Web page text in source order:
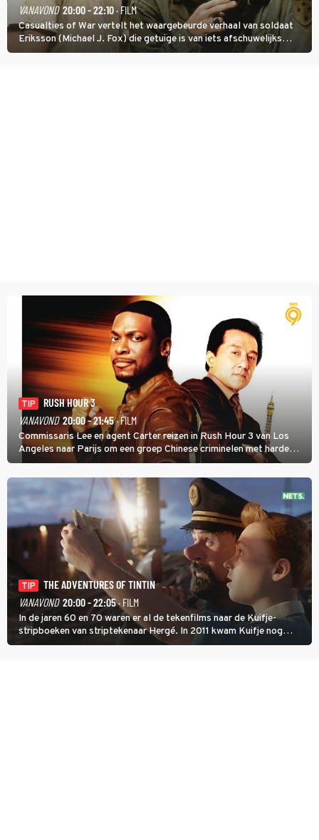
VANAVOND 20:00 - 22:10· FILM
Casualties of War vertelt het waargebeurde verhaal van soldaat
Eriksson (Michael J. Fox) die getuige is van iets afschuwelijks
tijdens de Vietnamoorlog. Hij besluit uit de school te klappen.
TIP
RUSH HOUR 3
VANAVOND 20:00 - 21:45· FILM
Commissaris Lee en agent Carter reizen in Rush Hour 3 van Los
Angeles naar Parijs om een groep Chinese criminelen met harde
hand aan te pakken.
TIP
THE ADVENTURES OF TINTIN
VANAVOND 20:00 - 22:05· FILM
In de jaren 60 en 70 waren er al de tekenfilms naar de Kuifje-
stripboeken van striptekenaar Hergé. In 2011 kwam Kuifje nog
meer tot leven in The Adventures of Tintin van Steven Spielberg.